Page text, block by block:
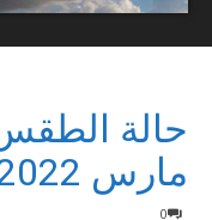
مارس 2022
0